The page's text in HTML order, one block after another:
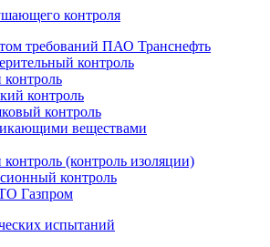
контроля
требований ПАО Транснефть
контроль
контроль
контроль
контроль
веществами
(контроль изоляции)
контроль
Газпром
испытаний